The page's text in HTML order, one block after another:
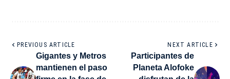
PREVIOUS ARTICLE
Gigantes y Metros
mantienen el paso
NEXT ARTICLE
Participantes de
Planeta Alofoke